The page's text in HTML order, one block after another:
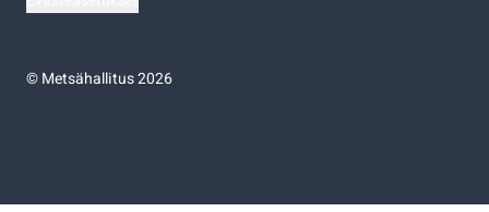
©Metsähallitus 2026